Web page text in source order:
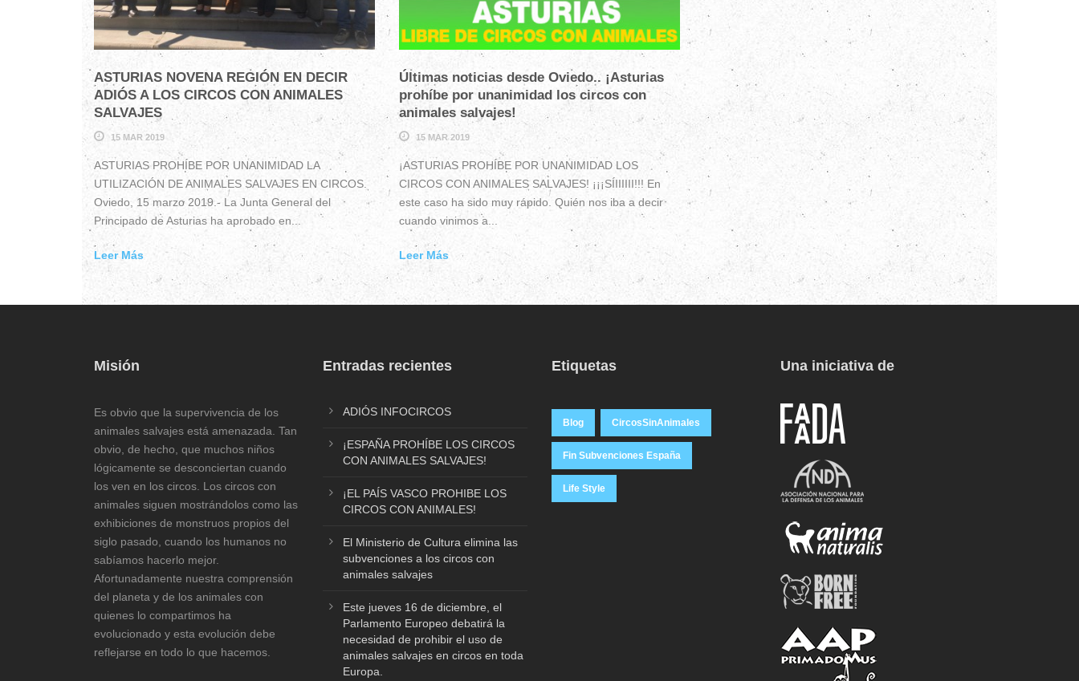
ASTURIAS NOVENA REGIÓN EN DECIR
ADIÓS A LOS CIRCOS CON ANIMALES
SALVAJES
15 MAR 2019
ASTURIAS PROHÍBE POR UNANIMIDAD LA
UTILIZACIÓN DE ANIMALES SALVAJES EN CIRCOS.
Oviedo, 15 marzo 2019.- La Junta General del
Principado de Asturias ha aprobado en...
Leer Más
Últimas noticias desde Oviedo.. ¡Asturias
prohíbe por unanimidad los circos con
animales salvajes!
15 MAR 2019
¡ASTURIAS PROHÍBE POR UNANIMIDAD LOS
CIRCOS CON ANIMALES SALVAJES! ¡¡¡SÍIIIIII!!! En
este caso ha sido muy rápido. Quién nos iba a decir
cuando vinimos a...
Leer Más
Misión
Es obvio que la supervivencia de los
animales salvajes está amenazada. Tan
obvio, de hecho, que muchos niños
lógicamente se desconciertan cuando
los ven en los circos. Los circos con
animales siguen mostrándolos como las
exhibiciones de monstruos propios del
siglo pasado, cuando los humanos no
sabíamos hacerlo mejor.
Afortunadamente nuestra comprensión
del planeta y de los animales con
quienes lo compartimos ha
evolucionado y esta evolución debe
reflejarse en todo lo que hacemos.
Entradas recientes
ADIÓS INFOCIRCOS
¡ESPAÑA PROHÍBE LOS CIRCOS
CON ANIMALES SALVAJES!
¡EL PAÍS VASCO PROHIBE LOS
CIRCOS CON ANIMALES!
El Ministerio de Cultura elimina las
subvenciones a los circos con
animales salvajes
Este jueves 16 de diciembre, el
Parlamento Europeo debatirá la
necesidad de prohibir el uso de
animales salvajes en circos en toda
Europa.
Etiquetas
Blog CircosSinAnimales
Fin Subvenciones España
Life Style
Una iniciativa de